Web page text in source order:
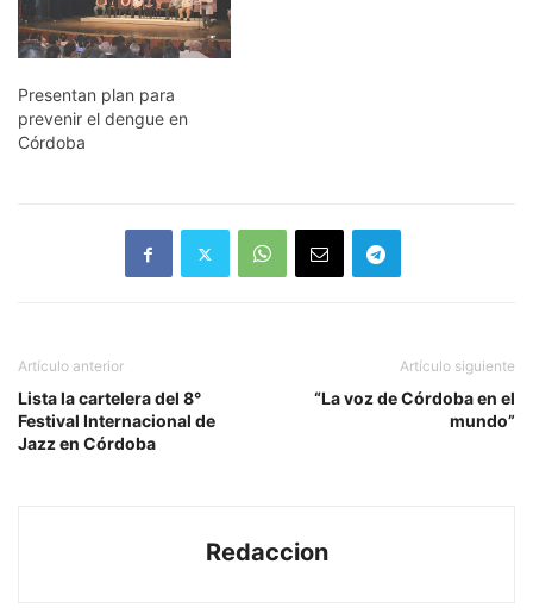
Presentan plan para
prevenir el dengue en
Córdoba
Artículo anterior
Lista la cartelera del 8°
Festival Internacional de
Jazz en Córdoba
Artículo siguiente
“La voz de Córdoba en el
mundo”
Redaccion